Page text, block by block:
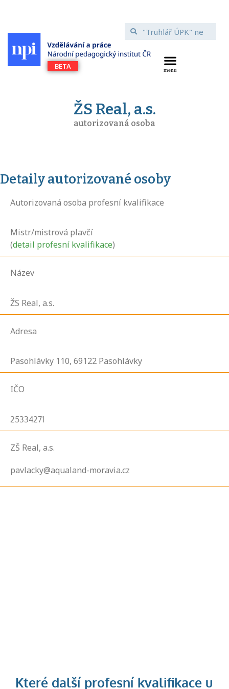
ŽS Real, a.s.
autorizovaná osoba
Detaily autorizované osoby
Autorizovaná osoba profesní kvalifikace
Mistr/mistrová plavčí
(detail profesní kvalifikace)
Název
ŽS Real, a.s.
Adresa
Pasohlávky 110, 69122 Pasohlávky
IČO
25334271
ZŠ Real, a.s.
pavlacky@aqualand-moravia.cz